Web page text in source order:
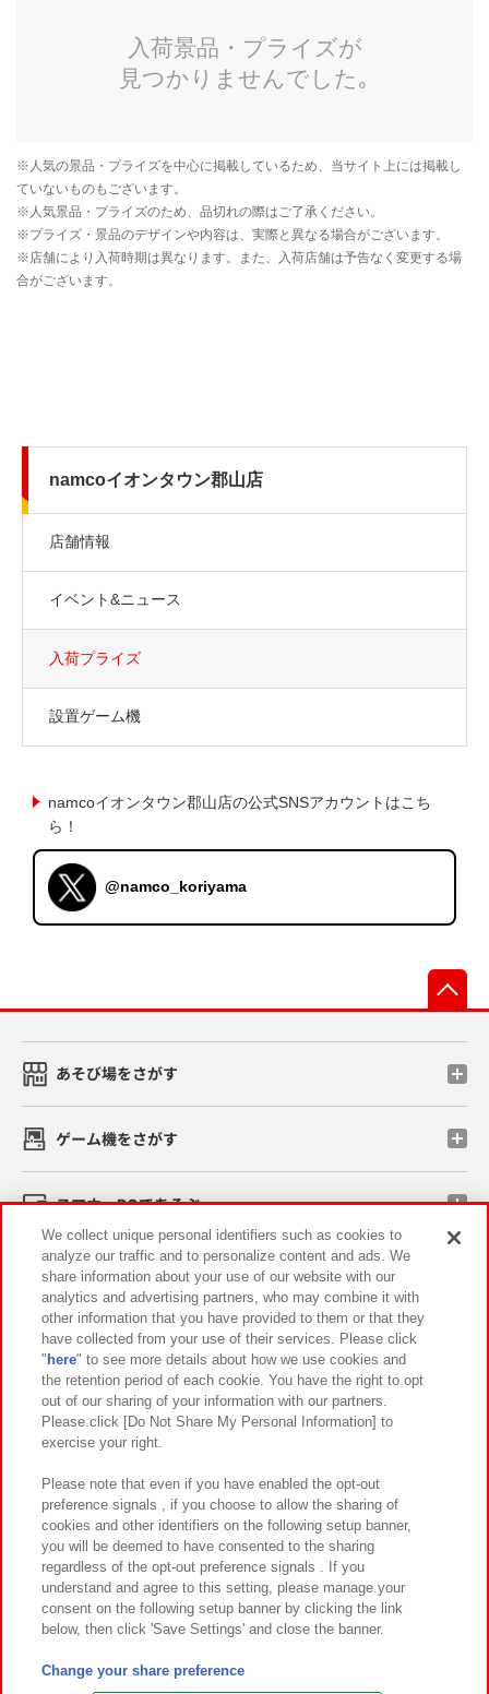
namcoイオンタウン郡山店
店舗情報
イベント&ニュース
入荷プライズ
設置ゲーム機
namcoイオンタウン郡山店の公式SNSアカウントはこち
ら！
@namco_koriyama
あそび場をさがす
ゲーム機をさがす
スマホ・PCであそぶ
イベント・キャンペーン
関連会社 サステナビリティ サイトポリシー
プライバシーポリシー ウェブアクセシビリティ方針と検証結果
お取引先さまとともに
カスタマーハラスメント対応方針 よくあるご質問・お問い合わせ
©Bandai Namco Amusement Inc.
©Bandai Namco Amusement Lab Inc.
We collect unique personal identifiers such as cookies to
analyze our traffic and to personalize content and ads. We
share information about your use of our website with our
analytics and advertising partners, who may combine it with
other information that you have provided to them or that they
have collected from your use of their services. Please click
" here" to see more details about how we use cookies and
the retention period of each cookie. You have the right to opt
out of our sharing of your information with our partners.
Please click [Do Not Share My Personal Information] to
exercise your right.
Please note that even if you have enabled the opt-out
preference signals , if you choose to allow the sharing of
cookies and other identifiers on the following setup banner,
you will be deemed to have consented to the sharing
regardless of the opt-out preference signals . If you
understand and agree to this setting, please manage your
consent on the following setup banner by clicking the link
below, then click 'Save Settings' and close the banner.
Change your share preference